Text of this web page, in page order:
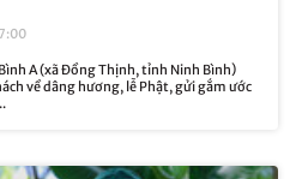
A (xã Đồng Thịnh, tỉnh Ninh Bình)
về dâng hương, lễ Phật, gửi gắm ước